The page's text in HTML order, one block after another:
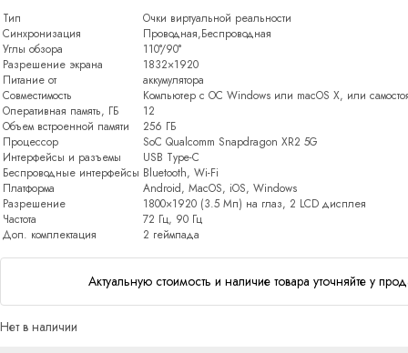
Тип
Очки виртуальной реальности
Синхронизация
Проводная,Беспроводная
Углы обзора
110°/90°
Разрешение экрана
1832×1920
Питание от
аккумулятора
Совместимость
Компьютер с ОС Windows или macOS X, или
Оперативная память, ГБ
12
Объем встроенной памяти
256 ГБ
Процессор
SoC Qualcomm Snapdragon XR2 5G
Интерфейсы и разъемы
USB Type-C
Беспроводные интерфейсы Bluetooth, Wi-Fi
Платформа
Android, MacOS, iOS, Windows
Разрешение
1800×1920 (3.5 Мп) на глаз, 2 LCD дисплея
Частота
72 Гц, 90 Гц
Доп. комплектация
2 геймпада
Актуальную стоимость и наличие товара уточняйте у
Нет в наличии